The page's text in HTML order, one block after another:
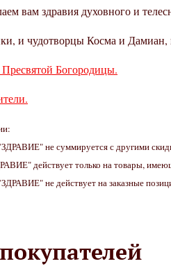
вам здравия духовного и
и чудотворцы Косма и
Богородицы.
не суммируется с другими
действует только на товары,
не действует на заказные